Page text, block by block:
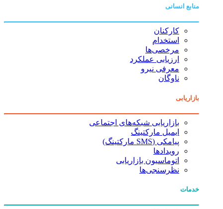
منابع انسانی
کارکنان
استخدام
مرخصی‌ها
ارزیابی عملکرد
معرفی نیرو
ناوگان
بازاریابی
بازاریابی شبکه‌های اجتماعی
ایمیل مارکتینگ
پیامکی (SMS مارکتینگ)
رویدادها
اتوماسیون بازاریابی
نظرسنجی‌ها
خدمات